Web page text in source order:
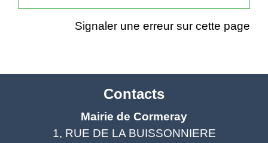
Signaler une erreur sur cette page
Contacts
Mairie de Cormeray
1, RUE DE LA BUISSONNIERE